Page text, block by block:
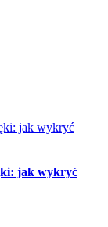
jak wykryć